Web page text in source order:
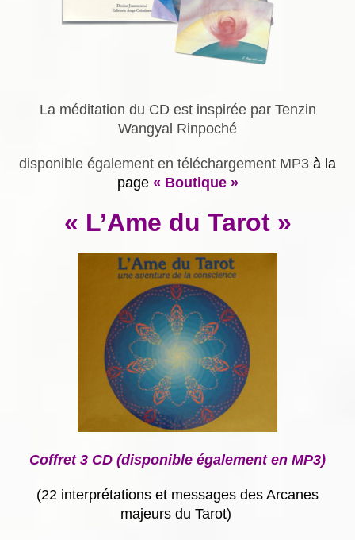
La méditation du CD est inspirée par Tenzin
Wangyal Rinpoché
disponible également en téléchargement MP3 à la
page« Boutique »
« L’Ame du Tarot »
Coffret 3 CD (disponible également en MP3)
(22 interprétations et messages des Arcanes
majeurs du Tarot)